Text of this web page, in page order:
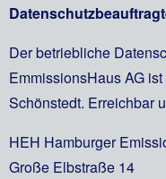
Der betriebliche
EmmissionsHaus AG
Schönstedt. Erreichbar
HEH Hamburger
Große Elbstraße 14